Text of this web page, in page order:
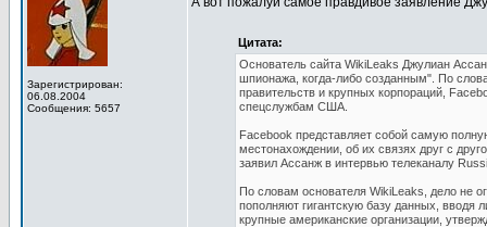
Зарегистрирован:
06.08.2004
Сообщения: 5657
Цитата:
Основатель сайта WikiLeaks Джулиан
шпионажа, когда-либо созданным". По
правительств и крупных корпораций,
спецслужбам США.
Facebook представляет собой самую
местонахождении, об их связях друг с
заявил Ассанж в интервью телеканалу
По словам основателя WikiLeaks, дело не
пополняют гигантскую базу данных, вводя
крупные американские организации,